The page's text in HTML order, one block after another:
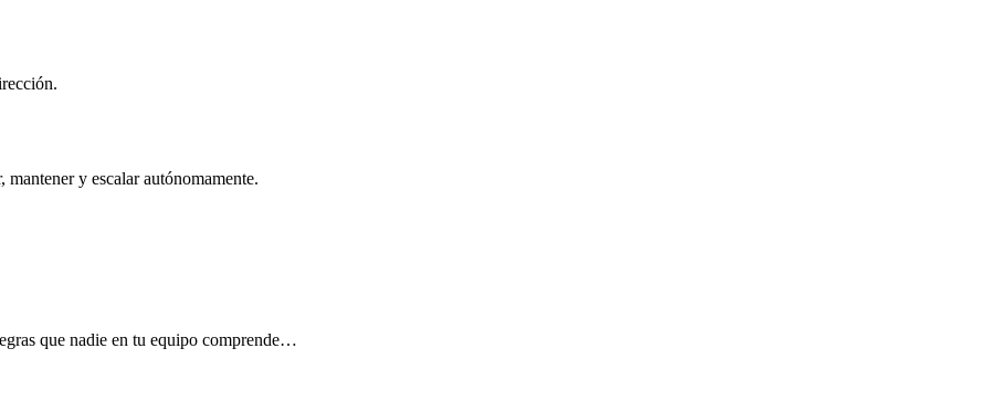
y escalar autónomamente.
que nadie en tu equipo comprende…